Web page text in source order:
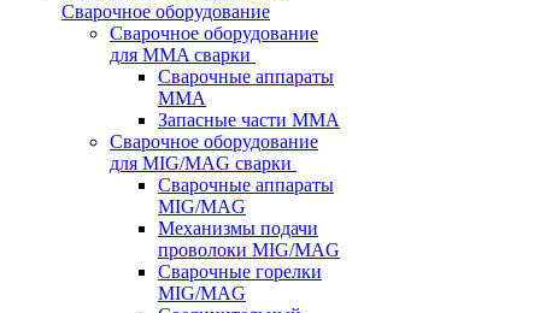
Сварочное оборудование
Сварочное оборудование
для MMA сварки
Сварочные аппараты
MMA
Запасные части MMA
Сварочное оборудование
для MIG/MAG сварки
Сварочные аппараты
MIG/MAG
Механизмы подачи
проволоки MIG/MAG
Сварочные горелки
MIG/MAG